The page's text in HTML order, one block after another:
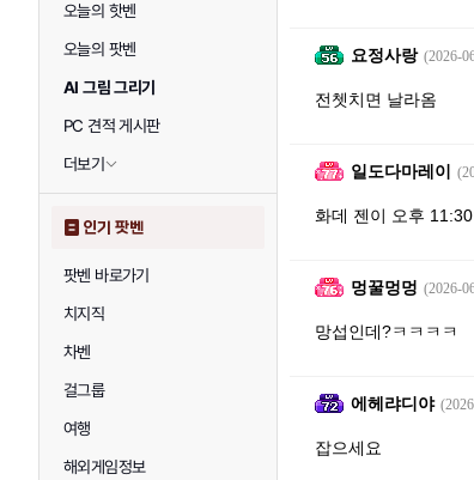
오늘의 핫벤
오늘의 팟벤
AI 그림 그리기
PC 견적 게시판
더보기
인기 팟벤
팟벤 바로가기
치지직
차벤
걸그룹
여행
해외게임정보
요정사랑 (2026-
전쳇치면 날라옴
일도다마레이
화데 젠이 오후
멍꿀멍멍 (2026-
망섭인데?ㅋㅋㅋㅋ
에헤랴디야
잡으세요